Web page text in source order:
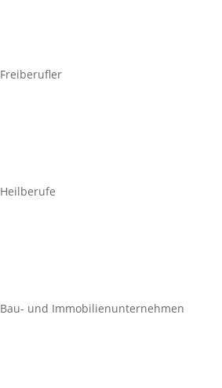
Freiberufler
Heilberufe
Bau- und Immobilienunternehmen